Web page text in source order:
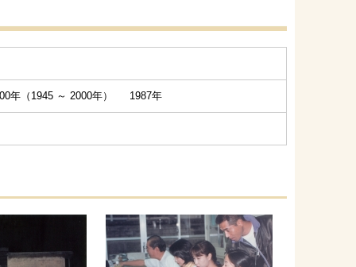
年（1945 ～ 2000年） 1987年